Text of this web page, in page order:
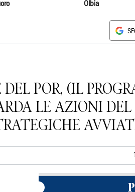
Olbia
DEL POR, (IL
LE AZIONI DEL